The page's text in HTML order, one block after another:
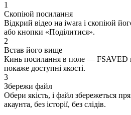
1
Скопіюй посилання
Відкрий відео на iwara і скопіюй
або кнопки «Поділитися».
2
Встав його вище
Кинь посилання в поле — FSAVED
покаже доступні якості.
3
Збережи файл
Обери якість, і файл збережеться
акаунта, без історії, без слідів.